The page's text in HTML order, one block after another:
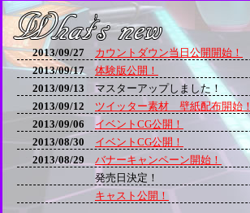
2013/09/27
カウントダウン当日公開開始！
2013/09/17
体験版公開！
2013/09/13
マスターアップしました！
2013/09/12
ツイッター素材 壁紙配布開始！
2013/09/06
イベントCG公開！
2013/08/30
イベントCG公開！
2013/08/29
バナーキャンペーン開始！
発売日決定！
キャスト公開！